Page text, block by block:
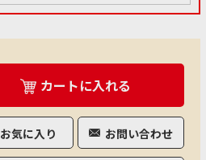
カートに入れる
お気に入り お問い合わせ